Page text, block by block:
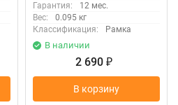
Гарантия:
12 мес.
Вес:
0.095 кг
Классификация:
Рамка
В наличии
2 690 ₽
В корзину